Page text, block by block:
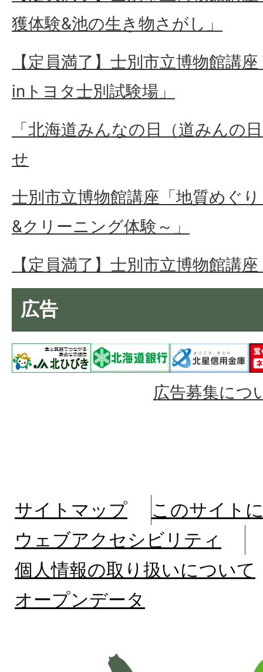
獲体験&池の生き物さがし」
【定員満了】士別市立博物館講
inトヨタ士別試験場」
「北海道みんなの日（道みんの
せ
士別市立博物館講座「地質めぐ
&クリーニング体験～」
【定員満了】士別市立博物館講
広告
広告募集につ
サイトマップ
このサイト
ウェブアクセシビリティ
個人情報の取り扱いについて
オープンデータ